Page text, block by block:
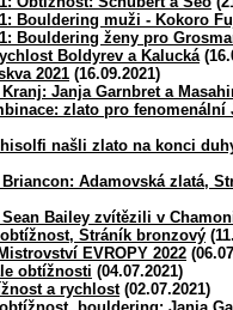
Bouldering muži - Kokoro
Bouldering ženy pro
Boldyrev a Kalucká
2021 (16.09.2021)
Janja Garnbret a
zlato pro fenomenální
našli zlato na konci
Adamovská zlatá,
Sean Bailey zvítězili v
Stráník bronzový
EVROPY 2022
obtížnosti (04.07.2021)
a rychlost(02.07.2021)